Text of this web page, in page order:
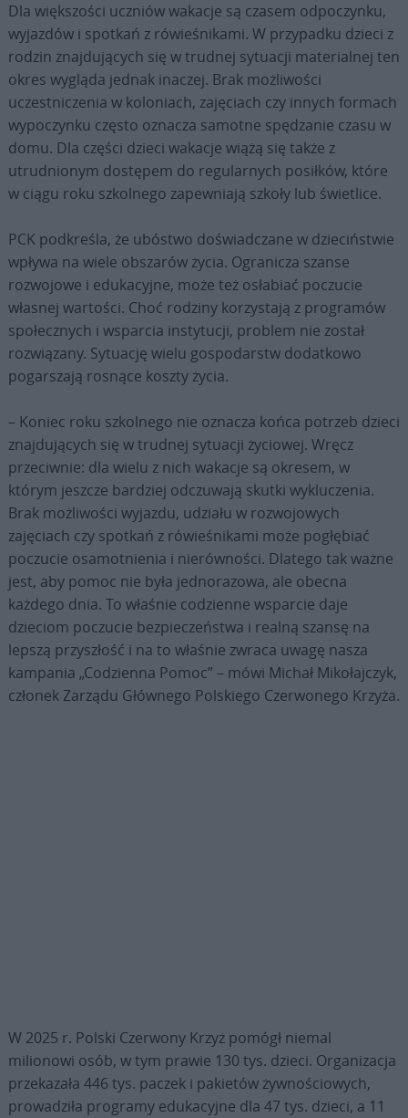
Dla większości uczniów wakacje są czasem odpoczynku,
wyjazdów i spotkań z rówieśnikami. W przypadku dzieci z
rodzin znajdujących się w trudnej sytuacji materialnej ten
okres wygląda jednak inaczej. Brak możliwości
uczestniczenia w koloniach, zajęciach czy innych formach
wypoczynku często oznacza samotne spędzanie czasu w
domu. Dla części dzieci wakacje wiążą się także z
utrudnionym dostępem do regularnych posiłków, które
w ciągu roku szkolnego zapewniają szkoły lub świetlice.
PCK podkreśla, że ubóstwo doświadczane w dzieciństwie
wpływa na wiele obszarów życia. Ogranicza szanse
rozwojowe i edukacyjne, może też osłabiać poczucie
własnej wartości. Choć rodziny korzystają z programów
społecznych i wsparcia instytucji, problem nie został
rozwiązany. Sytuację wielu gospodarstw dodatkowo
pogarszają rosnące koszty życia.
– Koniec roku szkolnego nie oznacza końca potrzeb dzieci
znajdujących się w trudnej sytuacji życiowej. Wręcz
przeciwnie: dla wielu z nich wakacje są okresem, w
którym jeszcze bardziej odczuwają skutki wykluczenia.
Brak możliwości wyjazdu, udziału w rozwojowych
zajęciach czy spotkań z rówieśnikami może pogłębiać
poczucie osamotnienia i nierówności. Dlatego tak ważne
jest, aby pomoc nie była jednorazowa, ale obecna
każdego dnia. To właśnie codzienne wsparcie daje
dzieciom poczucie bezpieczeństwa i realną szansę na
lepszą przyszłość i na to właśnie zwraca uwagę nasza
kampania „Codzienna Pomoc” – mówi Michał Mikołajczyk,
członek Zarządu Głównego Polskiego Czerwonego Krzyża.
W 2025 r. Polski Czerwony Krzyż pomógł niemal
milionowi osób, w tym prawie 130 tys. dzieci. Organizacja
przekazała 446 tys. paczek i pakietów żywnościowych,
prowadziła programy edukacyjne dla 47 tys. dzieci, a 11